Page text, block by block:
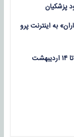
پزشکیان
«پرستاران» به اینترنت پرو
کسانی که تاکنون از کالابرگ استفاده نکرده‌اند، تا ۱۴ اردیبهشت